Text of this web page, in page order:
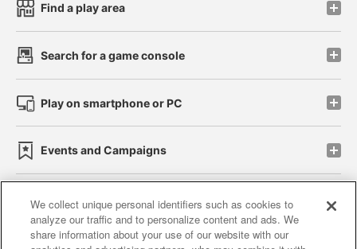
Find a play area
Search for a game console
Play on smartphone or PC
Events and Campaigns
Affiliate Sustainability site policy privacy policy
We collect unique personal identifiers such as cookies to
analyze our traffic and to personalize content and ads. We
share information about your use of our website with our